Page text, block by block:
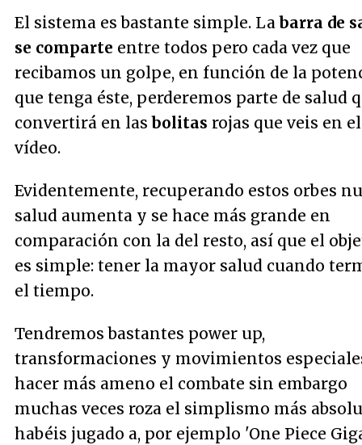
El sistema es bastante simple. Labarra de
se comparte entre todos pero cada vez que
recibamos un golpe, en función de la
que tenga éste, perderemos parte de salud
convertirá en lasbolitas rojas que veis en el
vídeo.
Evidentemente, recuperando estos orbes
salud aumenta y se hace más grande en
comparación con la del resto, así que el
es simple: tener la mayor salud cuando
el tiempo.
Tendremos bastantes power up,
transformaciones y movimientos
hacer más ameno el combate sin embargo
muchas veces roza el simplismo más
habéis jugado a, por ejemplo 'One Piece